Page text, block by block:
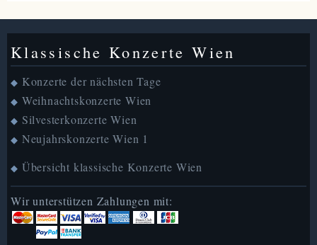
Klassische Konzerte Wien
◆ Konzerte der nächsten Tage
◆ Weihnachtskonzerte Wien
◆ Silvesterkonzerte Wien
◆ Neujahrskonzerte Wien 1
◆ Übersicht klassische Konzerte Wien
Wir unterstützen Zahlungen mit: